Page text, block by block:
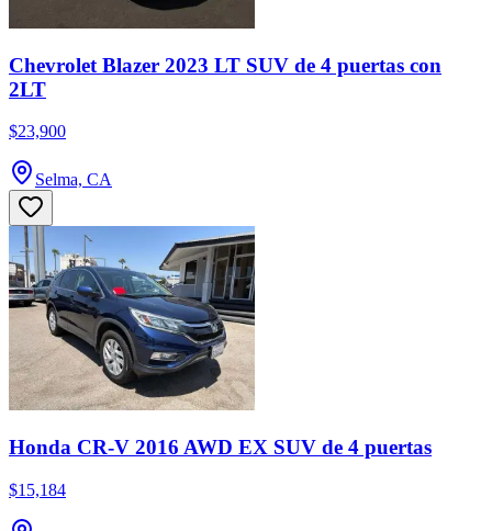
Chevrolet Blazer 2023 LT SUV de 4 puertas con
2LT
$23,900
Selma, CA
Honda CR-V 2016 AWD EX SUV de 4 puertas
$15,184